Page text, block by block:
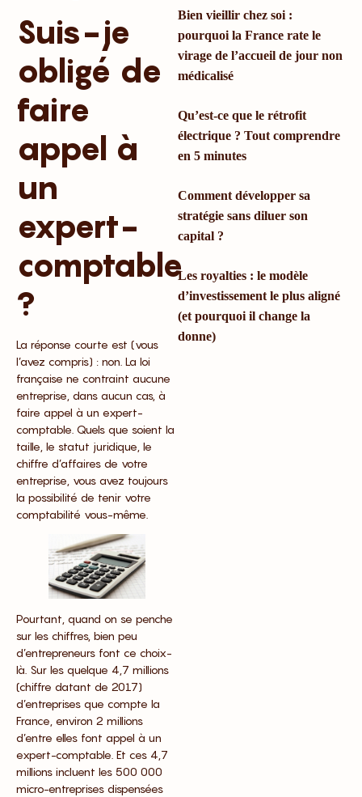
Suis-je
obligé de
faire
appel à
un
expert-
comptable
?
La réponse courte est (vous
l’avez compris) : non. La loi
française ne contraint aucune
entreprise, dans aucun cas, à
faire appel à un expert-
comptable. Quels que soient la
taille, le statut juridique, le
chiffre d’affaires de votre
entreprise, vous avez toujours
la possibilité de tenir votre
comptabilité vous-même.
Pourtant, quand on se penche
sur les chiffres, bien peu
d’entrepreneurs font ce choix-
là. Sur les quelque 4,7 millions
(chiffre datant de 2017)
d’entreprises que compte la
France, environ 2 millions
d’entre elles font appel à un
expert-comptable. Et ces 4,7
millions incluent les 500 000
micro-entreprises dispensées
Bien vieillir chez soi :
pourquoi la France rate le
virage de l’accueil de jour non
médicalisé
Qu’est-ce que le rétrofit
électrique ? Tout comprendre
en 5 minutes
Comment développer sa
stratégie sans diluer son
capital ?
Les royalties : le modèle
d’investissement le plus aligné
(et pourquoi il change la
donne)